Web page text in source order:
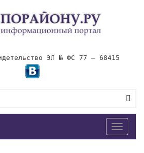
ЭЛ № ФС 77 – 68415
Toggle